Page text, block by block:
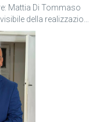
Mattia Di Tommaso
della realizzazione